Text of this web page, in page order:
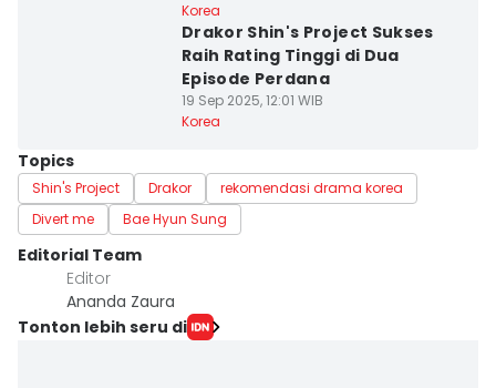
Korea
Drakor Shin's Project Sukses
Raih Rating Tinggi di Dua
Episode Perdana
19 Sep 2025, 12:01 WIB
Korea
Topics
Shin's Project Drakor
rekomendasi drama korea
Divert me
Bae Hyun Sung
Editorial Team
Editor
Ananda Zaura
Tonton lebih seru di